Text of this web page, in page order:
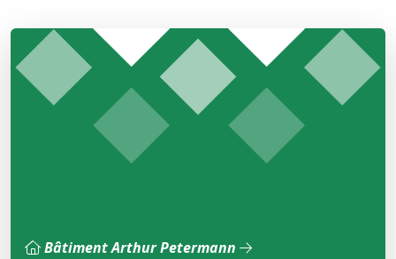
Bâtiment Arthur Petermann